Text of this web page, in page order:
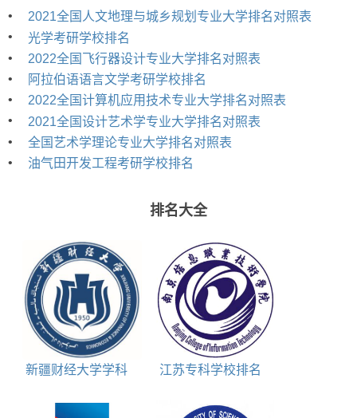
•
2021全国人文地理与城乡规划专业大学排名对照表
•
光学考研学校排名
•
2022全国飞行器设计专业大学排名对照表
•
阿拉伯语语言文学考研学校排名
•
2022全国计算机应用技术专业大学排名对照表
•
2021全国设计艺术学专业大学排名对照表
•
全国艺术学理论专业大学排名对照表
•
油气田开发工程考研学校排名
排名大全
新疆财经大学学科
江苏专科学校排名